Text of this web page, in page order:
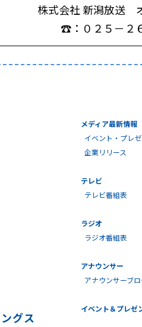
株式会社 新潟放送オ
☎：０２５－２
グス
メディア最新情報
イベント・プレ
企業リリース
テレビ
テレビ番組表
ラジオ
ラジオ番組表
アナウンサー
アナウンサーブ
イベント＆プレゼ